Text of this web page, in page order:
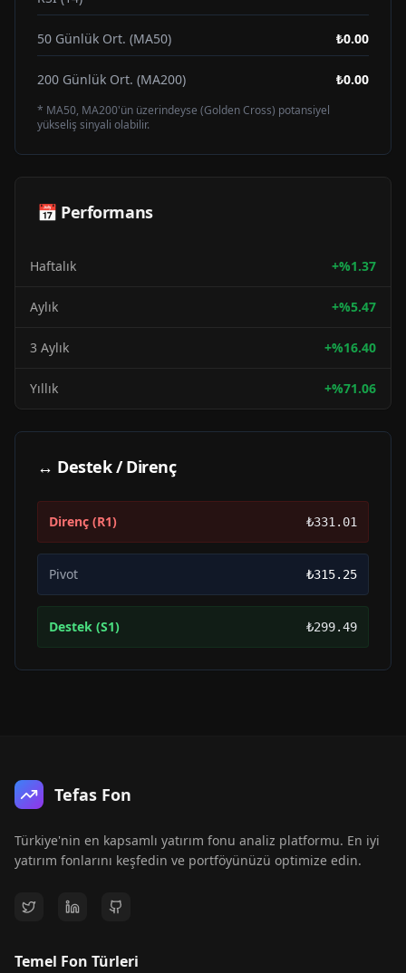
50 Günlük Ort. (MA50) ₺0.00
200 Günlük Ort. (MA200) ₺0.00
* MA50, MA200'ün üzerindeyse (Golden Cross) potansiyel
yükseliş sinyali olabilir.
📅 Performans
Haftalık +%1.37
Aylık +%5.47
3 Aylık +%16.40
Yıllık +%71.06
↔ Destek / Direnç
Direnç (R1) ₺331.01
Pivot ₺315.25
Destek (S1) ₺299.49
Tefas Fon
Türkiye'nin en kapsamlı yatırım fonu analiz platformu. En iyi
yatırım fonlarını keşfedin ve portföyünüzü optimize edin.
Temel Fon Türleri